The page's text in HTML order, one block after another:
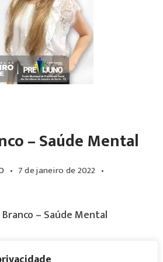
– Saúde Mental
7 de janeiro de 2022
– Saúde Mental